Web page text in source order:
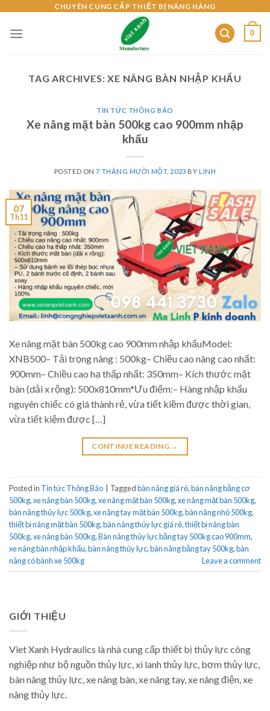
content
CHUYÊN CUNG CẤP THIẾT BỊ NÂNG HÀNG
0
TAG ARCHIVES:XE NÂNG BÀN NHẬP KHẨU
TIN TỨC THÔNG BÁO
Xe nâng mặt bàn 500kg cao 900mm nhập
khẩu
POSTED ON7 THÁNG MƯỜI MỘT, 2023 BY LINH
07
Th11
Xe nâng mặt bàn 500kg cao 900mm nhập khẩuModel:
XNB500– Tải trọng nâng : 500kg– Chiều cao nâng cao nhất:
900mm– Chiều cao hạ thấp nhất: 350mm– Kích thước mặt
bàn (dải x rộng): 500x810mm*Ưu điểm:– Hàng nhập khẩu
nguyên chiếc có giá thành rẻ, vừa tiết kiềm được thời gian,
vừa tiết kiệm được […]
CONTINUE READING →
Posted in Tin tức Thông Báo Taggedbàn nâng giá rẻ,bàn nâng bằng cơ
500kg,xe nâng bàn 500kg,xe nâng mặt bàn 500kg,xe nâng mặt bàn 500kg,
bàn nâng thủy lực 500kg,xe nâng tay mặt bàn 500kg,bàn nâng nhỏ 500kg,
thiết bị nâng mặt bàn 500kg,bàn nâng thủy lực giá rẻ,thiết bị nâng bàn
500kg,xe nâng bàn 500kg,Bàn nâng thủy lực bằng tay 500kg cao 900mm,
xe nâng bàn nhập khẩu,bàn nâng thủy lực,bàn nâng bằng tay 500kg,bàn
nâng có bánh xe 500kg
Leave a comment
GIỚI THIỆU
Viet Xanh Hydraulics là nhà cung cấp thiết bị thủy lực công
nghiệp như bộ nguồn thủy lực, xi lanh thủy lực, bơm thủy lực,
bàn nâng thủy lực, xe nâng bàn, xe nâng tay, xe nâng điện, xe
nâng thủy lực.